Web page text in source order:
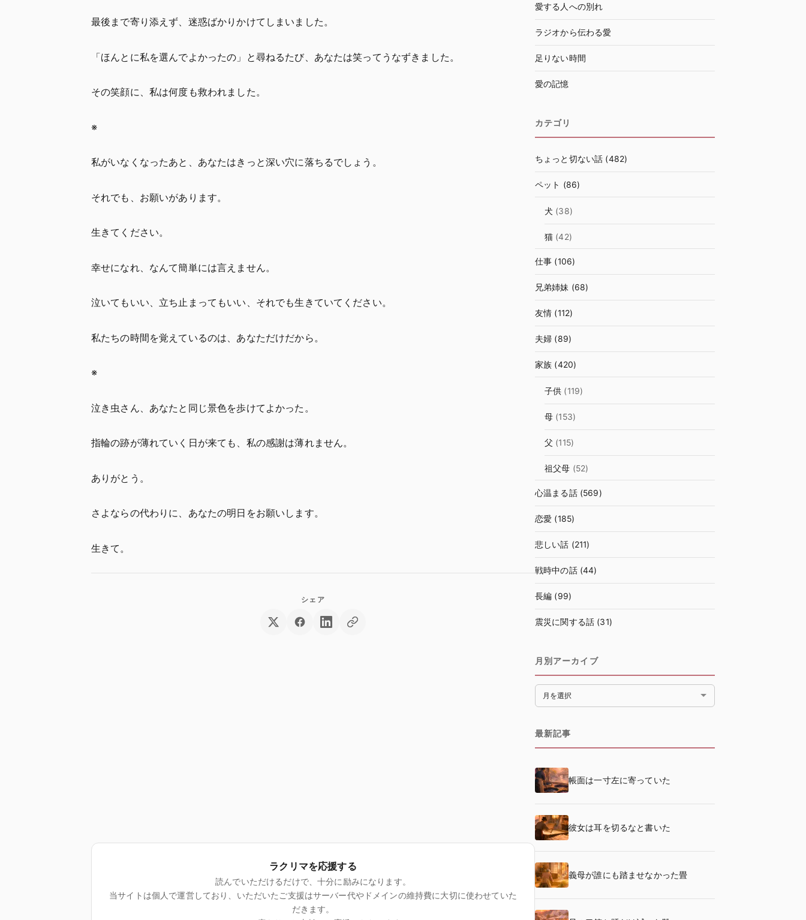
最後まで寄り添えず、迷惑ばかりかけてしまいました。
「ほんとに私を選んでよかったの」と尋ねるたび、あなたは笑ってうなずきました。
その笑顔に、私は何度も救われました。
※
私がいなくなったあと、あなたはきっと深い穴に落ちるでしょう。
それでも、お願いがあります。
生きてください。
幸せになれ、なんて簡単には言えません。
泣いてもいい、立ち止まってもいい、それでも生きていてください。
私たちの時間を覚えているのは、あなただけだから。
※
泣き虫さん、あなたと同じ景色を歩けてよかった。
指輪の跡が薄れていく日が来ても、私の感謝は薄れません。
ありがとう。
さよならの代わりに、あなたの明日をお願いします。
生きて。
ラクリマを応援する
読んでいただけるだけで、十分に励みになります。
当サイトは個人で運営しており、いただいたご支援はサーバー代やドメインの維持費に大切に使わせていた
だきます。
愛する人への別れ
ラジオから伝わる愛
足りない時間
愛の記憶
カテゴリ
ちょっと切ない話 (482)
ペット (86)
犬 (38)
猫 (42)
仕事 (106)
兄弟姉妹 (68)
友情 (112)
夫婦 (89)
家族 (420)
子供 (119)
母 (153)
父 (115)
祖父母 (52)
心温まる話(569)
恋愛 (185)
悲しい話 (211)
戦時中の話(44)
長編 (99)
震災に関する話 (31)
月別アーカイブ
月別アーカイブ
最新記事
帳面は一寸左に寄っていた
彼女は耳を切るなと書いた
義母が誰にも踏ませなかった畳